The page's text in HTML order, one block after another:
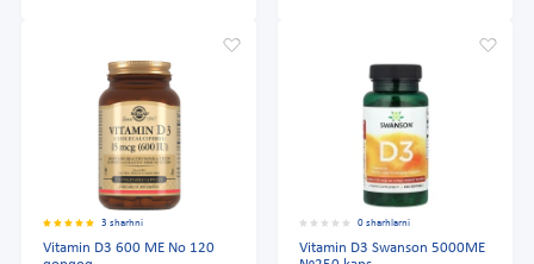
3 sharhni
Vitamin D3 600 ME No 120
0 sharhlarni
Vitamin D3 Swanson 5000ME